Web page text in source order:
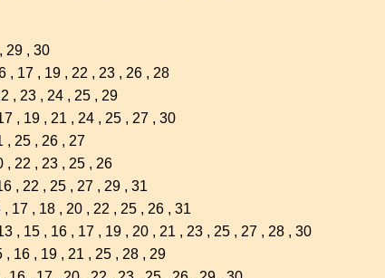
, 29 , 30
, 17 , 19 , 22 , 23 , 26 , 28
, 23 , 24 , 25 , 29
, 19 , 21 , 24 , 25 , 27 , 30
, 25 , 26 , 27
, 22 , 23 , 25 , 26
, 22 , 25 , 27 , 29 , 31
, 17 , 18 , 20 , 22 , 25 , 26 , 31
, 15 , 16 , 17 , 19 , 20 , 21 , 23 , 25 , 27 , 28 , 30
, 16 , 19 , 21 , 25 , 28 , 29